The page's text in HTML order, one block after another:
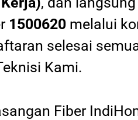
1500620 melalui
selesai
Kami.
Fiber